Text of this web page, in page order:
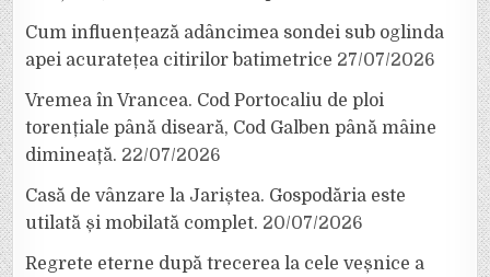
Cum influențează adâncimea sondei sub oglinda
apei acuratețea citirilor batimetrice 27/07/2026
Vremea în Vrancea. Cod Portocaliu de ploi
torențiale până diseară, Cod Galben până mâine
dimineață. 22/07/2026
Casă de vânzare la Jariștea. Gospodăria este
utilată și mobilată complet. 20/07/2026
Regrete eterne după trecerea la cele veșnice a